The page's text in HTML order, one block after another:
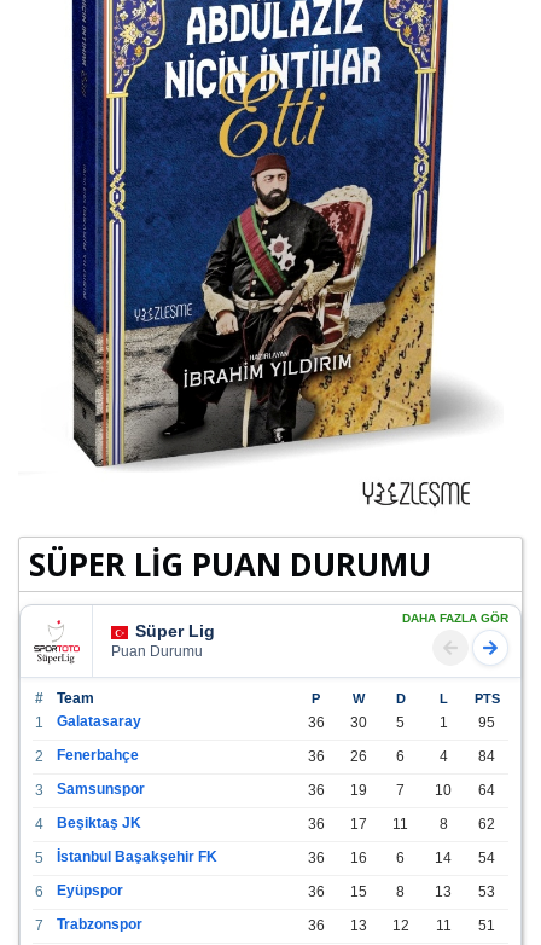
SÜPER LİG PUAN DURUMU
Süper Lig
Puan Durumu
DAHA FAZLA GÖR
# Team P W D L PTS
1 Galatasaray 36 30 5 1
95
2
Fenerbahçe 36 26 6 4
84
3
Samsunspor 36 19 7 10
64
4
Beşiktaş JK 36 17 11 8
62
5
İstanbul Başakşehir FK 36 16 6 14
54
6
Eyüpspor 36 15 8 13
53
7
Trabzonspor 36 13 12 11 51